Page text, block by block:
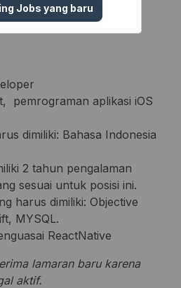
Jobs yang baru
running.
pemrograman aplikasi iOS
dimiliki: Bahasa Indonesia
2 tahun pengalaman
sesuai untuk posisi ini.
harus dimiliki: Objective
MYSQL.
ReactNative
lamaran baru karena
aktif.